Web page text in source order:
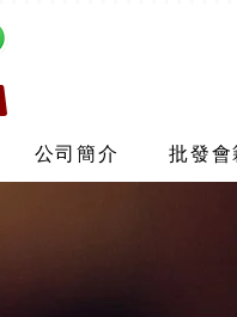
公司簡介 批發會